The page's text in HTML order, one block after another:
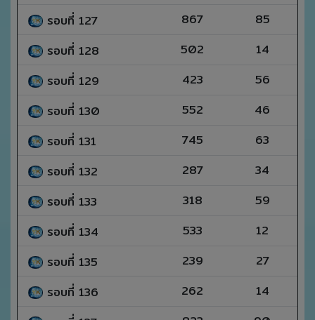
รอบที่ 127
867
85
รอบที่ 128
502
14
รอบที่ 129
423
56
รอบที่ 130
552
46
รอบที่ 131
745
63
รอบที่ 132
287
34
รอบที่ 133
318
59
รอบที่ 134
533
12
รอบที่ 135
239
27
รอบที่ 136
262
14